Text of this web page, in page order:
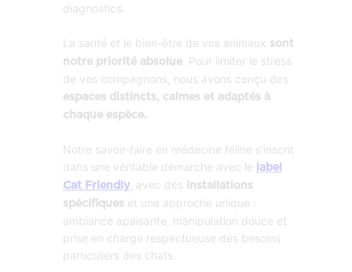
diagnostics.
La santé et le bien-être de vos animaux sont
notre priorité absolue. Pour limiter le stress
de vos compagnons, nous avons conçu des
espaces distincts, calmes et adaptés à
chaque espèce.
Notre savoir-faire en médecine féline s’inscrit
dans une véritable démarche avec le
label
Cat Friendly, avec des
installations
spécifiqueset une approche unique :
ambiance apaisante, manipulation douce et
prise en charge respectueuse des besoins
particuliers des chats.